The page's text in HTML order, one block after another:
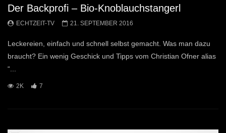
Der Backprofi – Bio-Knoblauchstangerl
ECHTZEIT-TV 21. SEPTEMBER 2016
Leckereien, einfach und schnell selbst gemacht. Was man dazu
braucht? Ein wenig Geschick und Tipps vom Christian Ofner alias
“...
2K 7